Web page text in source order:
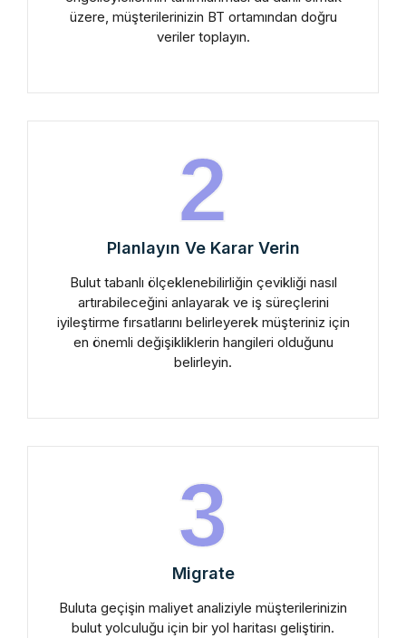
üzere, müşterilerinizin BT ortamından doğru
veriler toplayın.
2
Planlayın Ve Karar Verin
Bulut tabanlı ölçeklenebilirliğin çevikliği nasıl
artırabileceğini anlayarak ve iş süreçlerini
iyileştirme fırsatlarını belirleyerek müşteriniz için
en önemli değişikliklerin hangileri olduğunu
belirleyin.
3
Migrate
Buluta geçişin maliyet analiziyle müşterilerinizin
bulut yolculuğu için bir yol haritası geliştirin.